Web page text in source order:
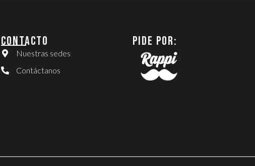
CONTACTO
Nuestras sedes
Contáctanos
PIDE POR: